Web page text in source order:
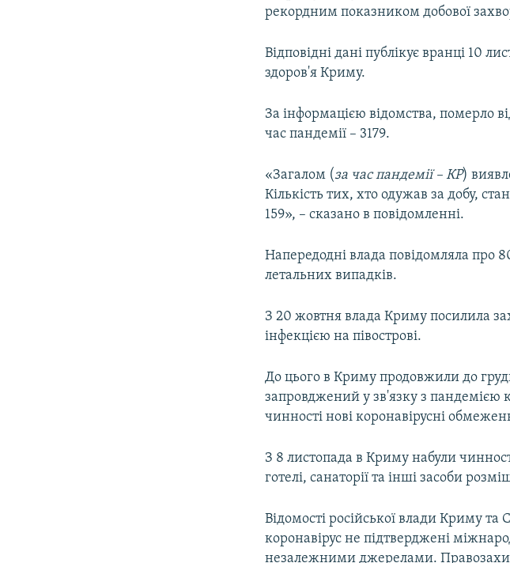
рекордним показником добової
Відповідні дані публікує вранці 10
здоров'я Криму.
За інформацією відомства, померло
час пандемії – 3179.
«Загалом (за час пандемії – КР)
Кількість тих, хто одужав за добу,
159», – сказано в повідомленні.
Напередодні влада повідомляла про
летальних випадків.
З 20 жовтня влада Криму посилила
інфекцією на півострові.
До цього в Криму продовжили до
запровджений у зв'язку з пандемією
чинності нові коронавірусні
З 8 листопада в Криму набули
готелі, санаторії та інші засоби
Відомості російської влади Криму та
коронавірус не підтверджені
незалежними джерелами.